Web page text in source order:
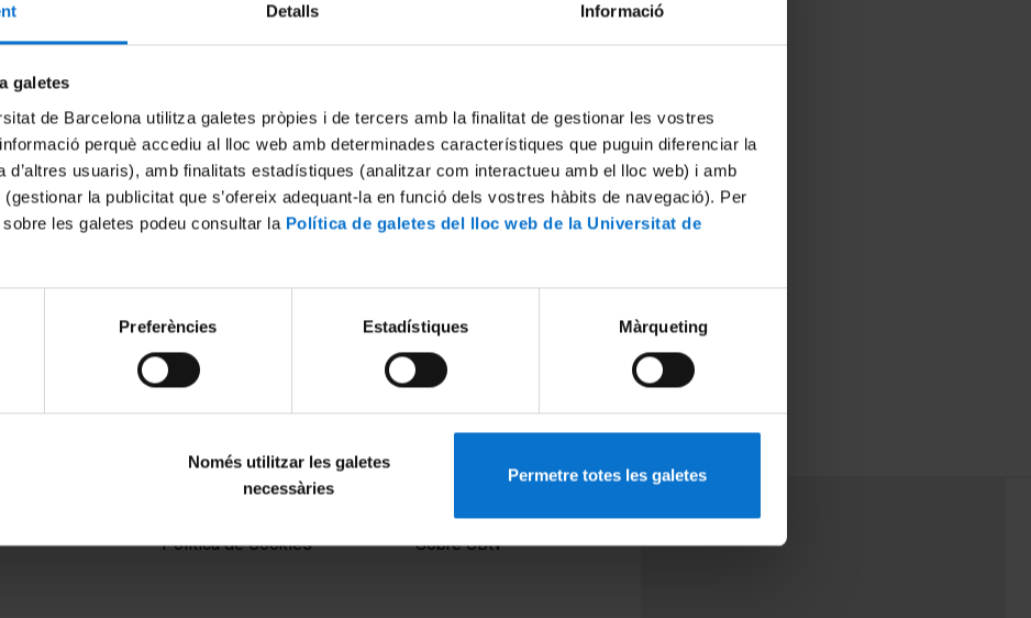
Detalls Informació
galetes
de Barcelona utilitza galetes pròpies i de tercers amb la finalitat de gestionar les vostres
perquè accediu al lloc web amb determinades característiques que puguin diferenciar la
d’altres usuaris), amb finalitats estadístiques (analitzar com interactueu amb el lloc web) i amb
la publicitat que s’ofereix adequant-la en funció dels vostres hàbits de navegació). Per
les galetes podeu consultar la Política de galetes del lloc web de la Universitat de
Preferències Estadístiques Màrqueting
Només utilitzar les galetes
necessàries
Permetre totes les galetes
Política de Cookies
Sobre UBtv